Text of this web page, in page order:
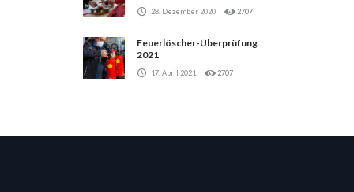
28. Dezember 2020 2707
Feuerlöscher-Überprüfung
2021
17. April 2021 2707